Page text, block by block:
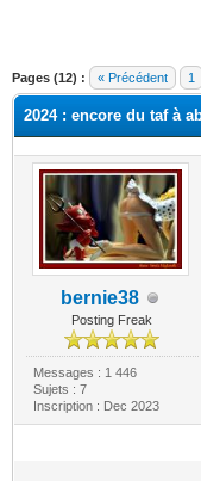
Pages (12) : « Précédent 1
2024 : encore du taf à
bernie38
Posting Freak
Messages : 1 446
Sujets : 7
Inscription : Dec 2023